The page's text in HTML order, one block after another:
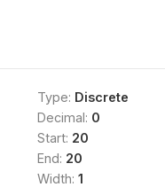
Type: Discrete
Decimal: 0
Start: 20
End: 20
Width: 1